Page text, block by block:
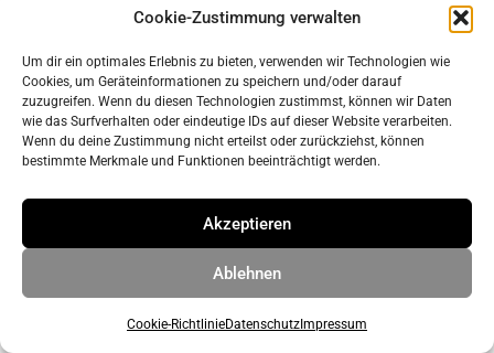
Cookie-Zustimmung verwalten
Um dir ein optimales Erlebnis zu bieten, verwenden wir Technologien wie
Cookies, um Geräteinformationen zu speichern und/oder darauf
zuzugreifen. Wenn du diesen Technologien zustimmst, können wir Daten
wie das Surfverhalten oder eindeutige IDs auf dieser Website verarbeiten.
Wenn du deine Zustimmung nicht erteilst oder zurückziehst, können
bestimmte Merkmale und Funktionen beeinträchtigt werden.
Akzeptieren
Ablehnen
Cookie-RichtlinieDatenschutz Impressum
Impressum
Datenschutz
© 2026 ahrens & grabenhorst architekten stadtplaner Part
• Erstellt mitGeneratePress